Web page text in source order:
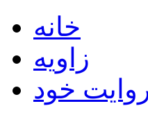
خانه
زاویه
خود